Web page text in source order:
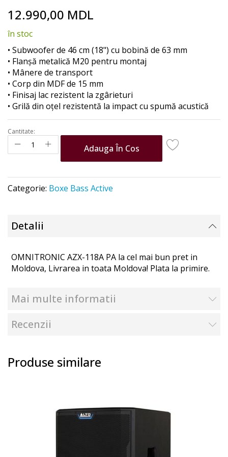
to
beginning
of
the
images
gallery
12.990,00 MDL
în stoc
• Subwoofer de 46 cm (18") cu bobină de 63 mm
• Flanșă metalică M20 pentru montaj
• Mânere de transport
• Corp din MDF de 15 mm
• Finisaj lac rezistent la zgârieturi
• Grilă din oțel rezistentă la impact cu spumă acustică
Cantitate:
Adauga În Cos
Categorie: Boxe Bass Active
Detalii
OMNITRONIC AZX-118A PA la cel mai bun pret in
Moldova, Livrarea in toata Moldova! Plata la primire.
Mai multe informatii
Recenzii
Produse similare